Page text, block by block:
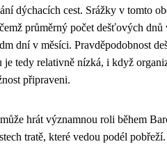
dýchacích cest. Srážky v tomto
průměrný počet dešťových dnů
dní v měsíci. Pravděpodobnost
je tedy relativně nízká, i když
připraveni.
může hrát významnou roli během
tratě, které vedou podél pobřeží.